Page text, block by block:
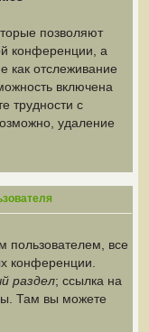
позволяют
конференции, а
как отслеживание
включена
трудности с
удаление
пользователем, все
конференции.
раздел; ссылка на
Там вы можете